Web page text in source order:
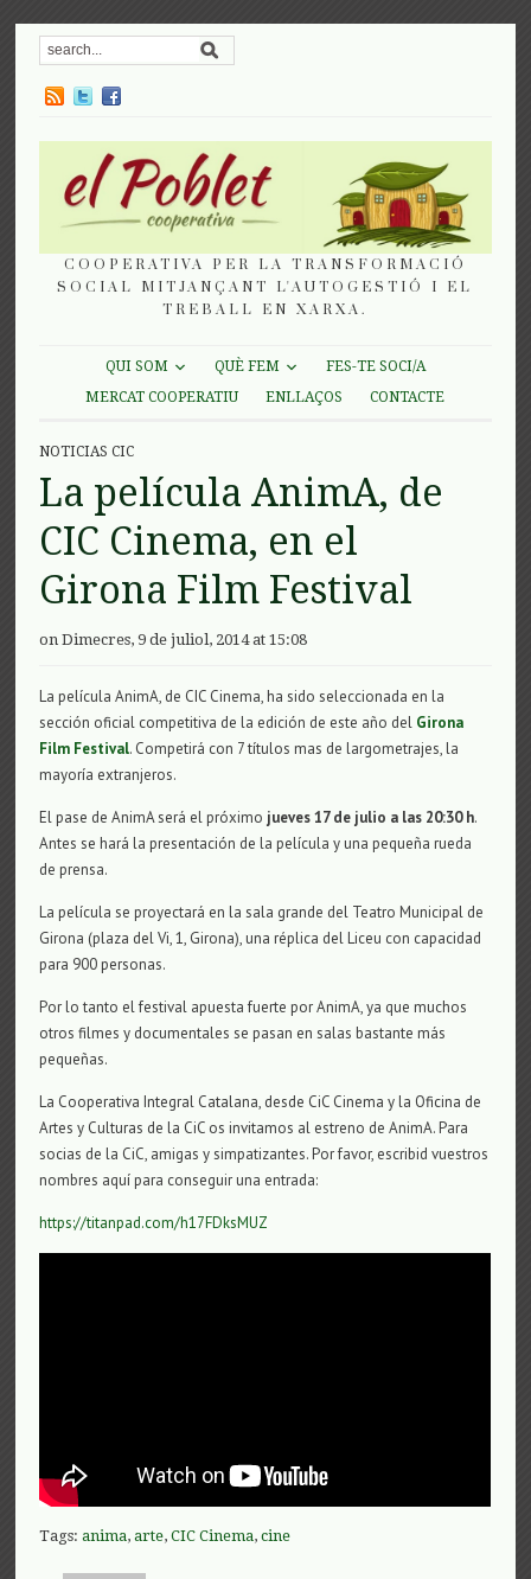
COOPERATIVA PER LA TRANSFORMACIÓ
SOCIAL MITJANÇANT L'AUTOGESTIÓ I EL
TREBALL EN XARXA.
QUI SOM QUÈ FEM
FES-TE SOCI/A
MERCAT COOPERATIU
ENLLAÇOS CONTACTE
NOTICIAS CIC
La película AnimA, de
CIC Cinema, en el
Girona Film Festival
on Dimecres, 9 de juliol, 2014 at 15:08
La película AnimA, de CIC Cinema, ha sido seleccionada en la
sección oficial competitiva de la edición de este año del Girona
Film Festival. Competirá con 7 títulos mas de largometrajes, la
mayoría extranjeros.
El pase de AnimA será el próximo jueves 17 de julio a las 20:30 h.
Antes se hará la presentación de la película y una pequeña rueda
de prensa.
La película se proyectará en la sala grande del Teatro Municipal de
Girona (plaza del Vi, 1, Girona), una réplica del Liceu con capacidad
para 900 personas.
Por lo tanto el festival apuesta fuerte por AnimA, ya que muchos
otros filmes y documentales se pasan en salas bastante más
pequeñas.
La Cooperativa Integral Catalana, desde CiC Cinema y la Oficina de
Artes y Culturas de la CiC os invitamos al estreno de AnimA. Para
socias de la CiC, amigas y simpatizantes. Por favor, escribid vuestros
nombres aquí para conseguir una entrada:
https://titanpad.com/h17FDksMUZ
Tags:anima,arte,CIC Cinema,cine